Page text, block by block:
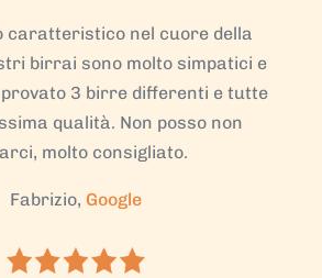
caratteristico nel cuore della
birrai sono molto simpatici e
provato 3 birre differenti e tutte
qualità. Non posso non
molto consigliato.
Fabrizio, Google